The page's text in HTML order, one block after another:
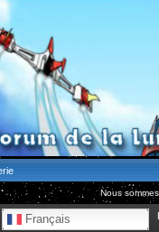
Nous
Français
avancée